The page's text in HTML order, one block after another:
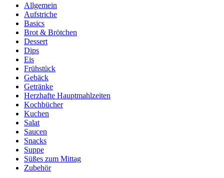
Allgemein
Aufstriche
Basics
Brot & Brötchen
Dessert
Dips
Eis
Frühstück
Gebäck
Getränke
Herzhafte Hauptmahlzeiten
Kochbücher
Kuchen
Salat
Saucen
Snacks
Suppe
Süßes zum Mittag
Zubehör